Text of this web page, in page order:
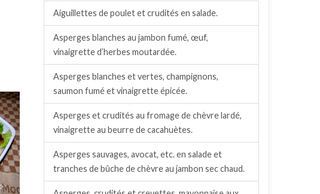
Aiguillettes de poulet et crudités en salade.
Asperges blanches au jambon fumé, œuf,
vinaigrette d’herbes moutardée.
Asperges blanches et vertes, champignons,
saumon fumé et vinaigrette épicée.
Asperges et crudités au fromage de chèvre lardé,
vinaigrette au beurre de cacahuètes.
Asperges sauvages, avocat, etc. en salade et
tranches de bûche de chèvre au jambon sec chaud.